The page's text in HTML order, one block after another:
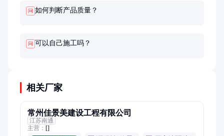
问 如何判断产品质量？
问 可以自己施工吗？
相关厂家
常州佳景美建设工程有限公司
江苏南通
主营： []